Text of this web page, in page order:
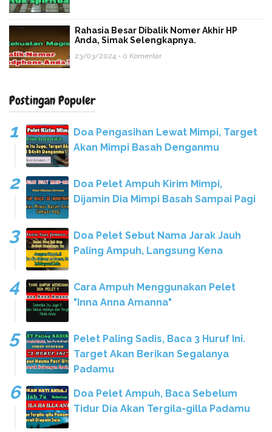
Rahasia Besar Dibalik Nomer Akhir HP
Anda, Simak Selengkapnya.
23/03/2024 - 0 Komentar
Postingan Populer
Doa Pengasihan Lewat Mimpi, Target
Akan Mimpi Basah Denganmu
Doa Pelet Ampuh Kirim Mimpi,
Dijamin Dia Mimpi Basah Sampai Pagi
Doa Pelet Sebut Nama Jarak Jauh
Paling Ampuh, Langsung Kena
Cara Ampuh Menggunakan Pelet
"Inna Anna Amanna"
Pelet Paling Sadis, Baca 3 Huruf Ini.
Target Akan Berikan Segalanya
Padamu
Doa Pelet Ampuh, Baca Sebelum
Tidur Dia Akan Tergila-gilla Padamu